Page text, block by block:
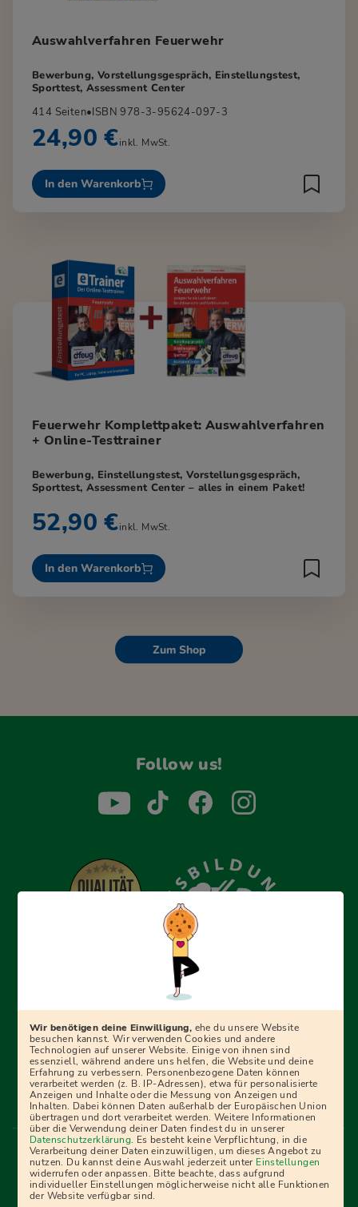
Auswahlverfahren Feuerwehr
Bewerbung, Vorstellungsgespräch, Einstellungstest,
Sporttest, Assessment Center
414 Seiten•ISBN 978-3-95624-097-3
24,90 €inkl. MwSt.
In den Warenkorb
Feuerwehr Komplettpaket: Auswahlverfahren
+ Online-Testtrainer
Bewerbung, Einstellungstest, Vorstellungsgespräch,
Sporttest, Assessment Center – alles in einem Paket!
52,90 €inkl. MwSt.
In den Warenkorb
Zum Shop
Follow us!
Erfolgreich bewerben mit Ausbildungspark: Wir
begleiten dich Schritt für Schritt bei deinem Start in den
Ratgebern und Prüfungspaketen, interaktiven
Videokursen und vielem mehr. Für alle, die was werden
wollen!
Menü Fußleiste
Impressum Bildquellen Presse
Mediadaten
Partner
AGB Datenschutz
Widerrufsbelehrung
Bestellung
Affiliate Partner Cookies
Wir benötigen deine Einwilligung, ehe du unsere Website
besuchen kannst. Wir verwenden Cookies und andere
Technologien auf unserer Website. Einige von ihnen sind
essenziell, während andere uns helfen, die Website und deine
Erfahrung zu verbessern. Personenbezogene Daten können
verarbeitet werden (z. B. IP-Adressen), etwa für personalisierte
Anzeigen und Inhalte oder die Messung von Anzeigen und
Inhalten. Dabei können Daten außerhalb der Europäischen Union
übertragen und dort verarbeitet werden. Weitere Informationen
über die Verwendung deiner Daten findest du in unserer
Datenschutzerklärung. Es besteht keine Verpflichtung, in die
Verarbeitung deiner Daten einzuwilligen, um dieses Angebot zu
nutzen. Du kannst deine Auswahl jederzeit unter Einstellungen
widerrufen oder anpassen. Bitte beachte, dass aufgrund
individueller Einstellungen möglicherweise nicht alle Funktionen
der Website verfügbar sind.